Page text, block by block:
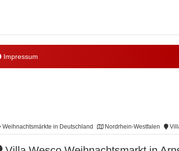
Impressum
Weihnachtsmärkte in Deutschland Nordrhein-Westfalen